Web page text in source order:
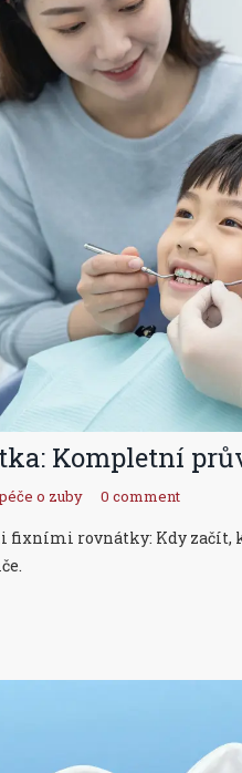
Kompletní
o zuby 0 comment
rovnátky: Kdy začít,